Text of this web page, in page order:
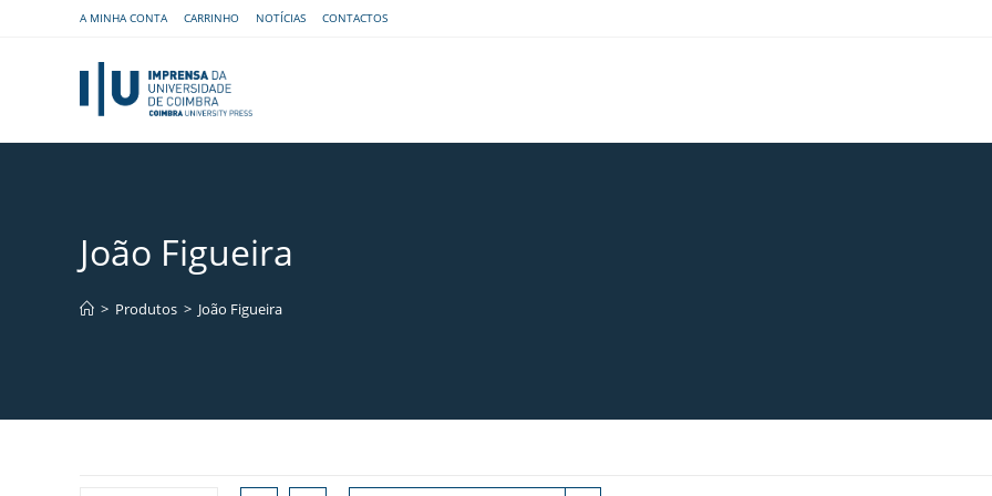
A MINHA CONTA CARRINHO NOTÍCIAS CONTACTOS
João Figueira
> Produtos > João Figueira